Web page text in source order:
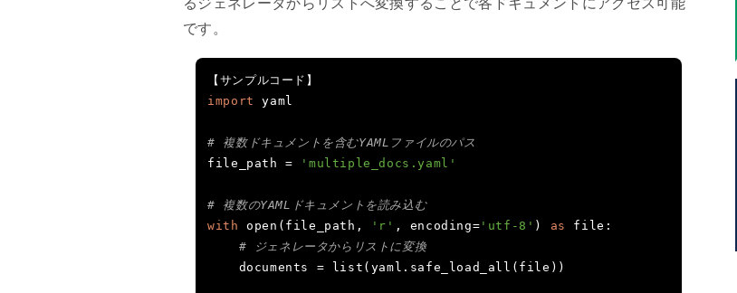
です。
【サンプルコード】
import
yaml
# 複数ドキュメントを含むYAMLファイルのパス
file_path = 'multiple_docs.yaml'
# 複数のYAMLドキュメントを読み込む
with
open ( file_path , 'r' , encoding= 'utf-8' ) as file :
# ジェネレータからリストに変換
    documents
= list ( yaml . safe_load_all ( file ))